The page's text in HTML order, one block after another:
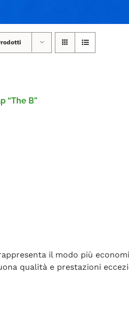
“The B”
il modo più
qualità e prestazioni